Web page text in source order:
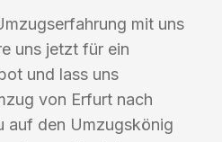
mit uns
uns jetzt für ein
und lass uns
von Erfurt nach
auf den Umzugskönig